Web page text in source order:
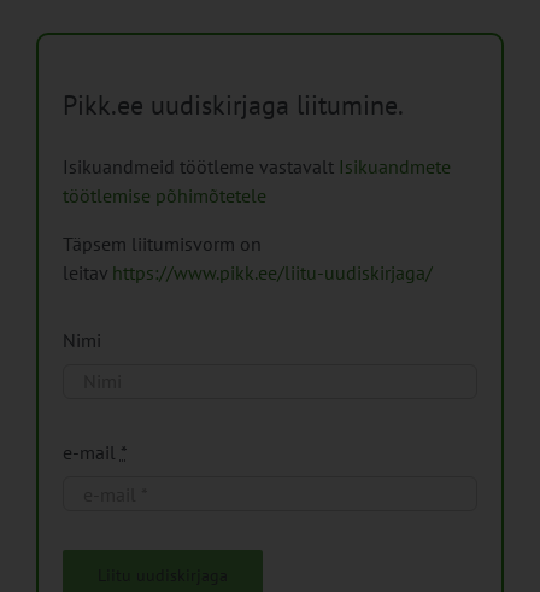
Pikk.ee uudiskirjaga liitumine.
Isikuandmeid töötleme vastavalt Isikuandmete
töötlemise põhimõtetele
Täpsem liitumisvorm on
leitav https://www.pikk.ee/liitu-uudiskirjaga/
Nimi
e-mail *